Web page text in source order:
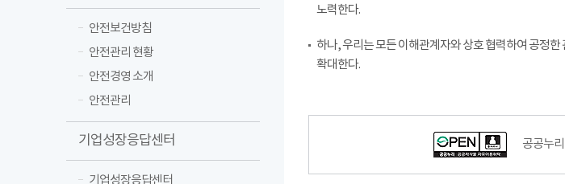
안전보건방침
안전관리 현황
안전경영 소개
안전관리
기업성장응답센터
기업성장응답센터
노력한다.
하나, 우리는 모든 이해관계자와 상호 협력하여 공정
확대한다.
공공누